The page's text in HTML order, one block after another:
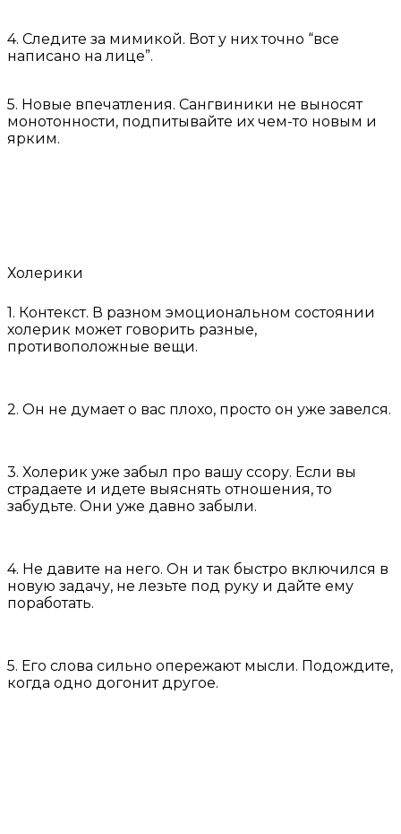
4. Следите за мимикой. Вот у них точно “все
написано на лице”.
5. Новые впечатления. Сангвиники не выносят
монотонности, подпитывайте их чем-то новым и
ярким.
Холерики
1. Контекст. В разном эмоциональном состоянии
холерик может говорить разные,
противоположные вещи.
2. Он не думает о вас плохо, просто он уже завелся.
3. Холерик уже забыл про вашу ссору. Если вы
страдаете и идете выяснять отношения, то
забудьте. Они уже давно забыли.
4. Не давите на него. Он и так быстро включился в
новую задачу, не лезьте под руку и дайте ему
поработать.
5. Его слова сильно опережают мысли. Подождите,
когда одно догонит другое.